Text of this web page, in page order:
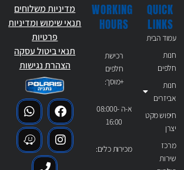
QUICK
LINKS
עמוד הבית
חנות
חלפים
חנות
אביזרים
חיפוש מקט
יצרן
מרכז
שירות
WORKING
HOURS
רכישת
חלפים
+מוסך:
א-ה 08:000-
16:00
מכירות כלים:
מדיניות משלוחים
תנאי שימוש ומדיניות
פרטיות
תנאי ביטול עסקה
הצהרת נגישות